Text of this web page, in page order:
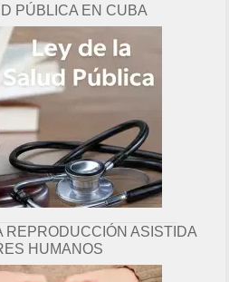
g
i
n
a
PÚBLICA EN CUBA
REPRODUCCIÓN ASISTIDA
HUMANOS